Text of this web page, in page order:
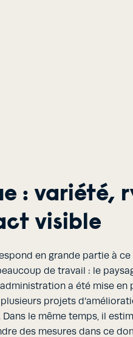
: variété,
visible
en grande partie à ce
de travail : le
a été mise en
projets
le même temps, il
des mesures dans ce